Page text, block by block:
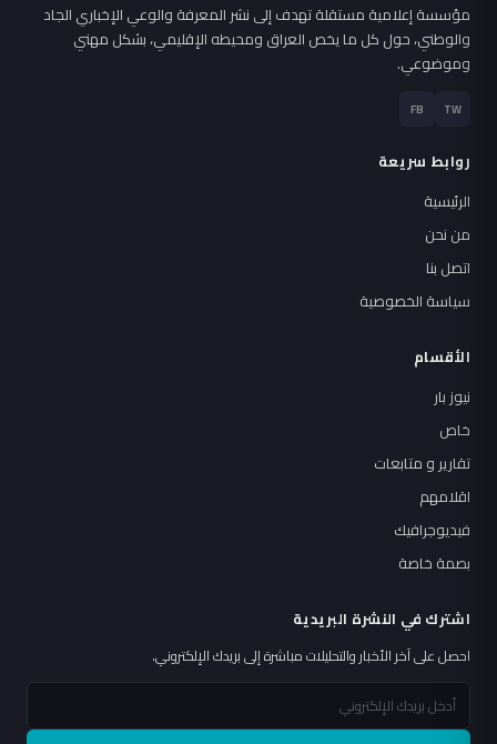
مؤسسة إعلامية مستقلة تهدف إلى نشر المعرفة والوعي الإخباري الجاد
والوطني، حول كل ما يخص العراق ومحيطه الإقليمي، بشكل مهني
وموضوعي.
TW
FB
روابط سريعة
الرئيسية
من نحن
اتصل بنا
سياسة الخصوصية
الأقسام
نيوز بار
خاص
تقارير و متابعات
اقلامهم
فيديوجرافيك
بصمة خاصة
اشترك في النشرة البريدية
احصل على آخر الأخبار والتحليلات مباشرة إلى بريدك الإلكتروني.